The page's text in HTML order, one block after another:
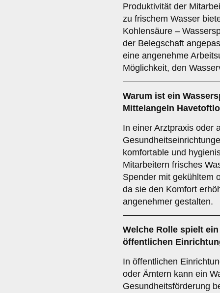
Produktivität der
zu frischem Wasser
Kohlensäure –
der Belegschaft
eine angenehme
Möglichkeit, den
Warum ist ein
Mittelangeln
In einer Arztpraxis oder
komfortable und
Mitarbeitern frisches
Spender mit gekühltem
da sie den Komfort
angenehmer gestalten.
Welche Rolle spielt
öffentlichen
In öffentlichen
oder Ämtern kann ein
Gesundheitsförderung